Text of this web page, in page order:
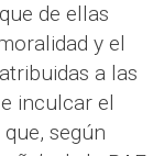
de ellas
y el
a las
inculcar el
que, según